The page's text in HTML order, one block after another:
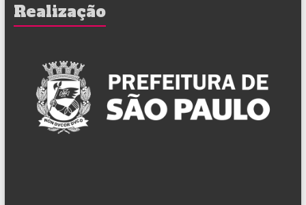
Realização